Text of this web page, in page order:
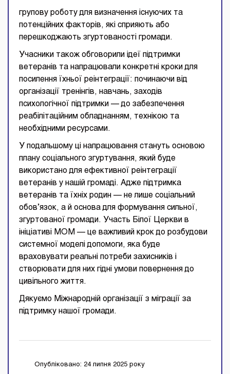
групову роботу для визначення існуючих та
потенційних факторів, які сприяють або
перешкоджають згуртованості громади.
Учасники також обговорили ідеї підтримки
ветеранів та напрацювали конкретні кроки для
посилення їхньої реінтеграції: починаючи від
організації тренінгів, навчань, заходів
психологічної підтримки — до забезпечення
реабілітаційним обладнанням, технікою та
необхідними ресурсами.
У подальшому ці напрацювання стануть основою
плану соціального згуртування, який буде
використано для ефективної реінтеграції
ветеранів у нашій громаді. Адже підтримка
ветеранів та їхніх родин — не лише соціальний
обов’язок, а й основа для формування сильної,
згуртованої громади. Участь Білої Церкви в
ініціативі МОМ — це важливий крок до розбудови
системної моделі допомоги, яка буде
враховувати реальні потреби захисників і
створювати для них гідні умови повернення до
цивільного життя.
Дякуємо Міжнародній організації з міграції за
підтримку нашої громади.
Опубліковано: 24 липня 2025 року